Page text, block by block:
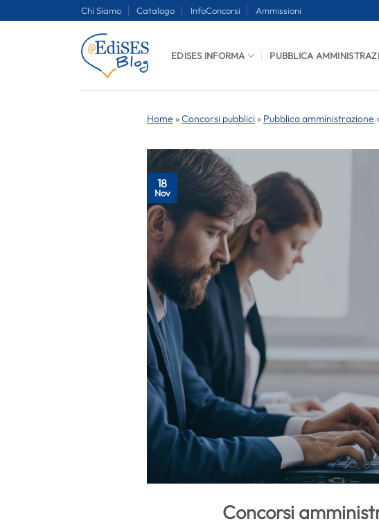
Chi Siamo Catalogo InfoConcorsi Ammissioni
EDISES INFORMA PUBBLICA
Home »Concorsi pubblici » Pubblica amministrazione
18
Nov
Concorsi